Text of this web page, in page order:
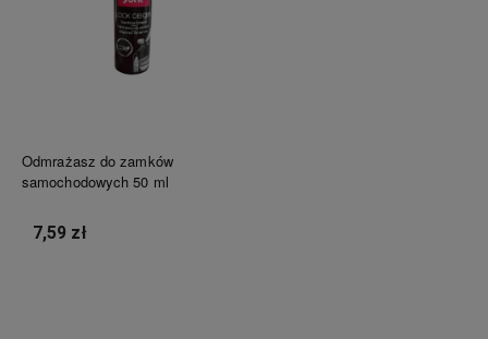
Odmrażasz do zamków
samochodowych 50 ml
7,59 zł